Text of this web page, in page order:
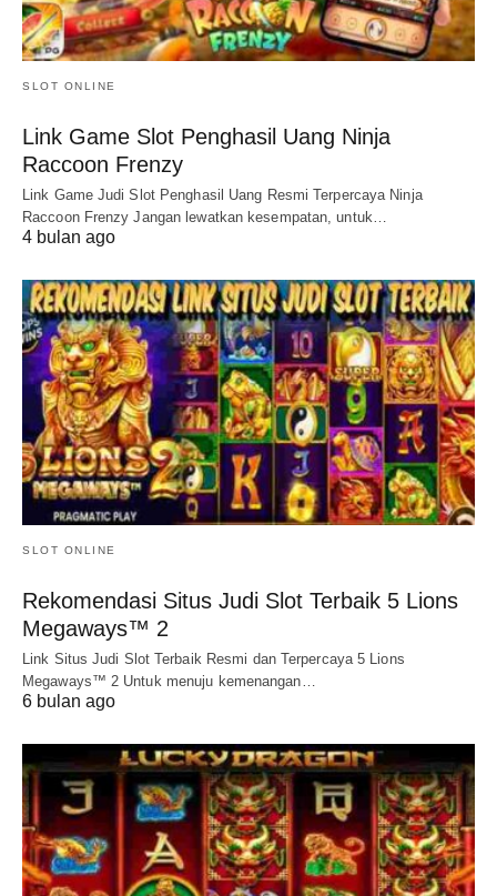
SLOT ONLINE
Link Game Slot Penghasil Uang Ninja
Raccoon Frenzy
Link Game Judi Slot Penghasil Uang Resmi Terpercaya Ninja
Raccoon Frenzy Jangan lewatkan kesempatan, untuk…
4 bulan ago
SLOT ONLINE
Rekomendasi Situs Judi Slot Terbaik 5 Lions
Megaways™ 2
Link Situs Judi Slot Terbaik Resmi dan Terpercaya 5 Lions
Megaways™ 2 Untuk menuju kemenangan…
6 bulan ago